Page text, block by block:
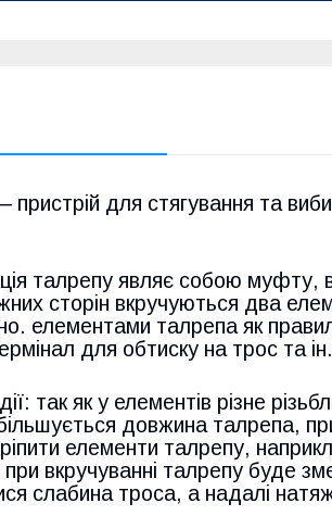
пристрій для стягування та
талрепу являє собою муфту,
сторін вкручуються два
елементами талрепа як
для обтиску на трос та ін.
так як у елементів різне
довжина талрепа,
елементи талрепу,
при вкручуванні талрепу буде
слабина троса, а надалі